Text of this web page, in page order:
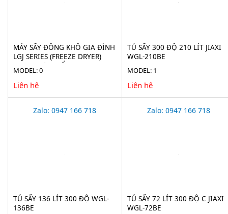
MÁY SẤY ĐÔNG KHÔ GIA ĐÌNH
LGJ SERIES (FREEZE DRYER)
CHO THỰC PHẨM
MODEL: 0
Liên hệ
TỦ SẤY 300 ĐỘ 210 LÍT JIAXI
WGL-210BE
MODEL: 1
Liên hệ
Zalo: 0947 166 718
TỦ SẤY 136 LÍT 300 ĐỘ WGL-
136BE
Zalo: 0947 166 718
TỦ SẤY 72 LÍT 300 ĐỘ C JIAXI
WGL-72BE